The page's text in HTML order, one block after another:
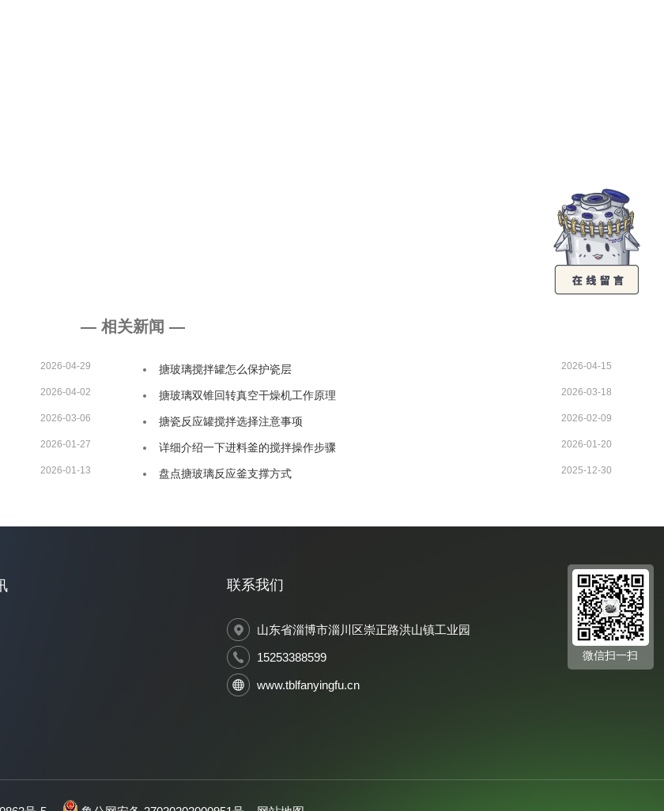
— 相关新闻 —
2026-04-29 搪玻璃搅拌罐怎么保护瓷层 2026-04-15
2026-04-02 搪玻璃双锥回转真空干燥机工作原理 2026-03-18
2026-03-06 搪瓷反应罐搅拌选择注意事项 2026-02-09
2026-01-27 详细介绍一下进料釜的搅拌操作步骤 2026-01-20
2026-01-13 盘点搪玻璃反应釜支撑方式 2025-12-30
联系我们
山东省淄博市淄川区崇正路洪山镇工业园
15253388599
www.tblfanyingfu.cn
微信扫一扫